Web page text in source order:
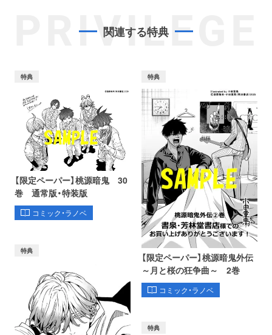
PRIVILEGE
関連する特典
特典
【限定ペーパー】桃源暗鬼 30
巻 通常版・特装版
コミック・ラノベ
特典
【限定ペーパー】桃源暗鬼外伝
～月と桜の狂争曲～ 2巻
コミック・ラノベ
特典
特典